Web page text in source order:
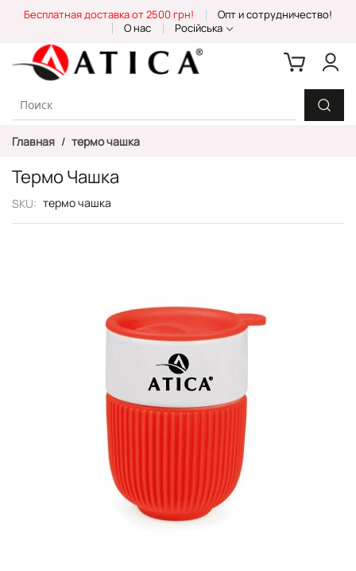
Content
Бесплатная доставка от 2500 грн!
Опт и сотрудничество!
О нас
Російська
Главная термо чашка
Термо Чашка
SKU термо чашка